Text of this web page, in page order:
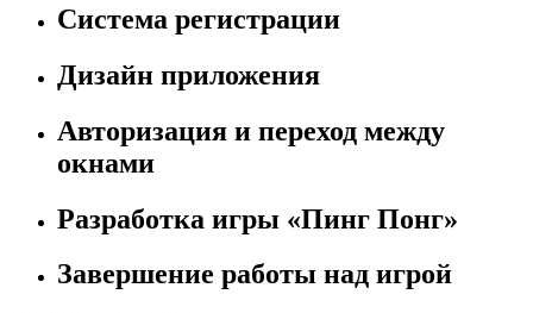
Система регистрации
Дизайн приложения
Авторизация и переход между
окнами
Разработка игры «Пинг Понг»
Завершение работы над игрой